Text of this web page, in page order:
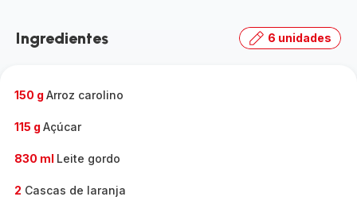
toda
Ingredientes 6 unidades
150 g Arroz carolino
115 g Açúcar
830 ml Leite gordo
2 Cascas de laranja